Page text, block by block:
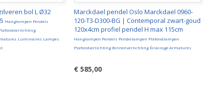
bol L Ø32
Hanglampen Pendels
Luminaires Lampes
Marckdael pendel Oslo Marckdael 0960-
120-T3-D300-BG | Contemporal zwart-goud
120x4cm profiel pendel H max 115cm
Hanglampen Pendels Pendellampen Plafondlampen
Plafondverlichting Binnenverlichting Éclairage Armatures
€ 585,00